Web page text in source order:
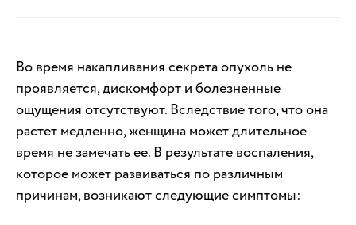
Во время накапливания секрета опухоль не
проявляется, дискомфорт и болезненные
ощущения отсутствуют. Вследствие того, что она
растет медленно, женщина может длительное
время не замечать ее. В результате воспаления,
которое может развиваться по различным
причинам, возникают следующие симптомы: